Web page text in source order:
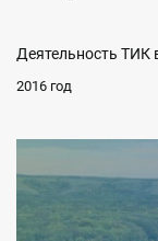
Деятельность ТИК
2016 год